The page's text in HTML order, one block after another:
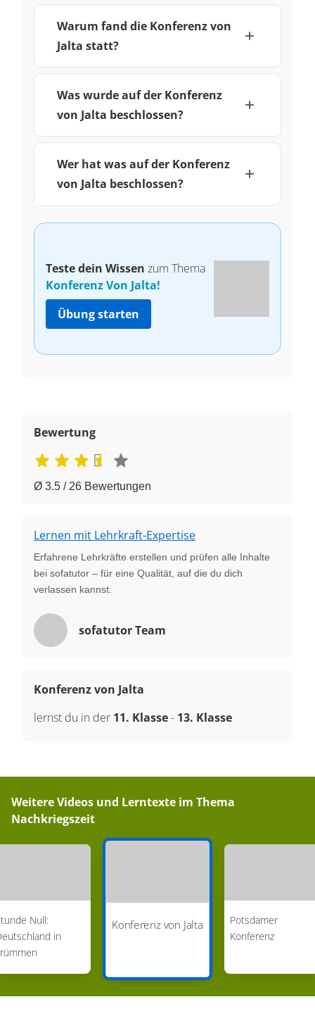
Warum fand die Konferenz von
Jalta statt?
Was wurde auf der Konferenz
von Jalta beschlossen?
Wer hat was auf der Konferenz
von Jalta beschlossen?
Teste dein Wissen zum Thema
Konferenz Von Jalta!
Übung starten
Bewertung
Ø 3.5 / 26 Bewertungen
Lernen mit Lehrkraft-Expertise
Erfahrene Lehrkräfte erstellen und prüfen alle Inhalte
bei sofatutor – für eine Qualität, auf die du dich
verlassen kannst.
sofatutor Team
Konferenz von Jalta
lernst du in der 11. Klasse- 13. Klasse
Weitere Videos und Lerntexte im Thema
Nachkriegszeit
Null:
in
Konferenz von Jalta
Potsdamer
Konferenz